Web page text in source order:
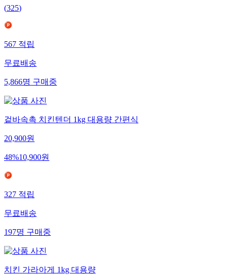
(325)
567 적립
무료배송
5,866명 구매중
겉바속촉 치킨텐더 1kg 대용량 간편식
20,900원
48%10,900원
327 적립
무료배송
197명 구매중
치킨 가라아게 1kg 대용량